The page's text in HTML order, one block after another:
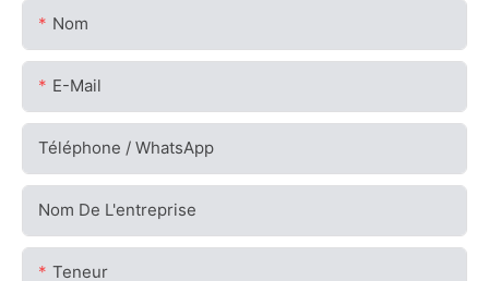
Nom
E-Mail
Téléphone / WhatsApp
Nom De L'entreprise
Teneur